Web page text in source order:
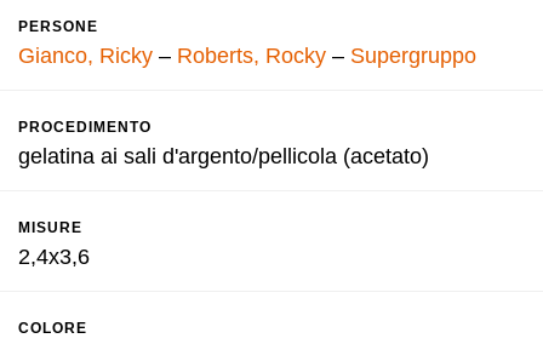
PERSONE
Gianco, Ricky – Roberts, Rocky – Supergruppo
PROCEDIMENTO
gelatina ai sali d'argento/pellicola (acetato)
MISURE
2,4x3,6
COLORE